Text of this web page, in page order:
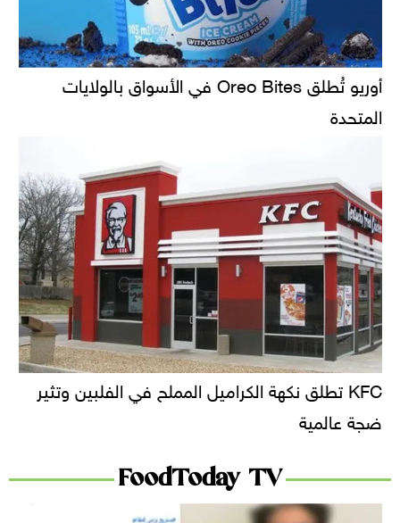
أوريو تُطلق Oreo Bites في الأسواق بالولايات
المتحدة
KFC تطلق نكهة الكراميل المملح في الفلبين وتثير
ضجة عالمية
FoodToday TV